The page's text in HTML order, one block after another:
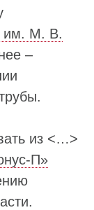
М. В.
–
из <…>
П»